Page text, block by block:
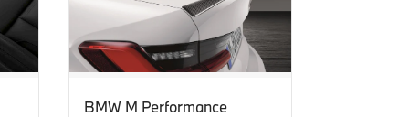
BMW M Performance